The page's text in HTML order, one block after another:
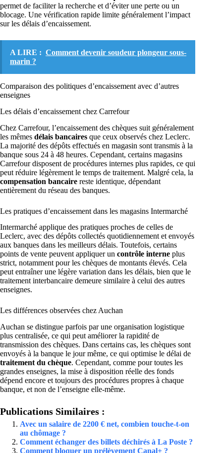
permet de faciliter la recherche et d’éviter une perte ou un
blocage. Une vérification rapide limite généralement l’impact
sur les délais d’encaissement.
A LIRE : Comment devenir soudeur plongeur sous-
marin ?
Comparaison des politiques d’encaissement avec d’autres
enseignes
Les délais d’encaissement chez Carrefour
Chez Carrefour, l’encaissement des chèques suit généralement
les mêmes délais bancaires que ceux observés chez Leclerc.
La majorité des dépôts effectués en magasin sont transmis à la
banque sous 24 à 48 heures. Cependant, certains magasins
Carrefour disposent de procédures internes plus rapides, ce qui
peut réduire légèrement le temps de traitement. Malgré cela, la
compensation bancaire reste identique, dépendant
entièrement du réseau des banques.
Les pratiques d’encaissement dans les magasins Intermarché
Intermarché applique des pratiques proches de celles de
Leclerc, avec des dépôts collectés quotidiennement et envoyés
aux banques dans les meilleurs délais. Toutefois, certains
points de vente peuvent appliquer un contrôle interne plus
strict, notamment pour les chèques de montants élevés. Cela
peut entraîner une légère variation dans les délais, bien que le
traitement interbancaire demeure similaire à celui des autres
enseignes.
Les différences observées chez Auchan
Auchan se distingue parfois par une organisation logistique
plus centralisée, ce qui peut améliorer la rapidité de
transmission des chèques. Dans certains cas, les chèques sont
envoyés à la banque le jour même, ce qui optimise le délai de
traitement du chèque. Cependant, comme pour toutes les
grandes enseignes, la mise à disposition réelle des fonds
dépend encore et toujours des procédures propres à chaque
banque, et non de l’enseigne elle-même.
Publications Similaires :
Avec un salaire de 2200 € net, combien touche-t-on
au chômage ?
Comment échanger des billets déchirés à La Poste ?
Comment bloquer un prélèvement Canal+ ?